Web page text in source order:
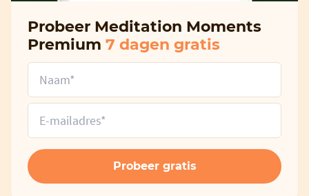
Probeer Meditation Moments
Premium 7 dagen gratis